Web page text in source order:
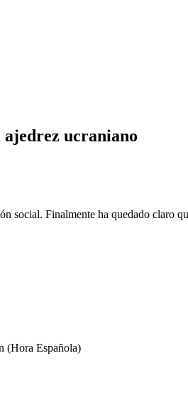
ucraniano
social. Finalmente ha quedado claro
(Hora Española)